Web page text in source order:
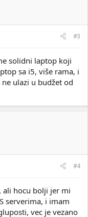
#3
solidni laptop koji
sa i5, više rama, i
ulazi u budžet od
#4
ali hocu bolji jer mi
serverima, i imam
vec je vezano